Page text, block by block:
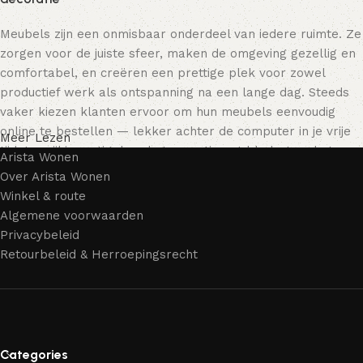
Meubels zijn een onmisbaar onderdeel van iedere ruimte. Ze
zorgen voor de juiste sfeer, maken de omgeving gezellig en
comfortabel, en creëren een prettige plek voor zowel
productief werk als ontspanning na een lange dag. Steeds
vaker kiezen klanten ervoor om hun meubels eenvoudig
online te bestellen — lekker achter de computer in je vrije
tijd, terwijl je rustig door het assortiment bladert en het
meubelstuk kiest dat bij je past. Onze online winkel biedt
een uitgebreide catalogus met meubels voor zowel thuis als
kantoor.
Meubelproductie is een moderne vorm van kunst
liefhebbers van kwaliteit en schoonheid. Wij hebben voor jou
Meer Lezen
Arista Wonen
Over Arista Wonen
Winkel & route
Algemene voorwaarden
Privacybeleid
Retourbeleid & Herroepingsrecht
Categories